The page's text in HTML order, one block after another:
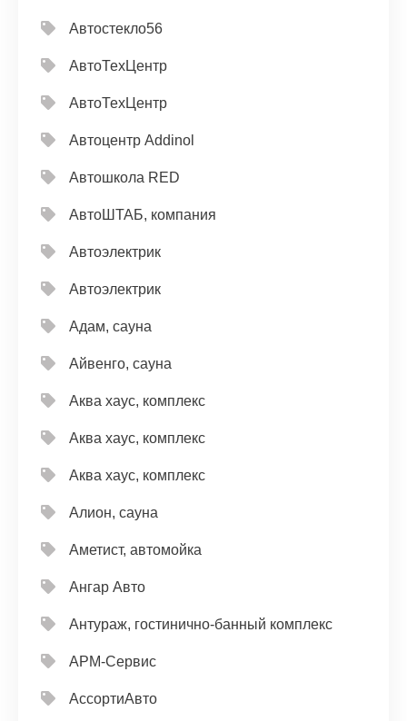
Автостекло56
АвтоТехЦентр
АвтоТехЦентр
Автоцентр Addinol
Автошкола RED
АвтоШТАБ, компания
Автоэлектрик
Автоэлектрик
Адам, сауна
Айвенго, сауна
Аква хаус, комплекс
Аква хаус, комплекс
Аква хаус, комплекс
Алион, сауна
Аметист, автомойка
Ангар Авто
Антураж, гостинично-банный комплекс
АРМ-Сервис
АссортиАвто